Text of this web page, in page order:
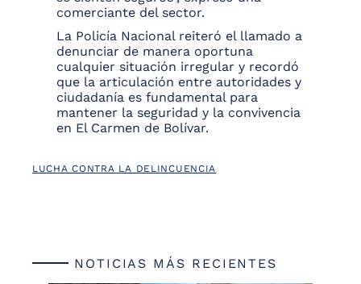
comerciante del sector.
La Policía Nacional reiteró el llamado a
denunciar de manera oportuna
cualquier situación irregular y recordó
que la articulación entre autoridades y
ciudadanía es fundamental para
mantener la seguridad y la convivencia
en El Carmen de Bolívar.
LUCHA CONTRA LA DELINCUENCIA
NOTICIAS MÁS RECIENTES